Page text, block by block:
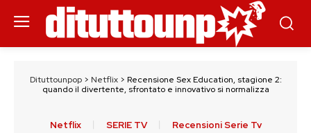
Dituttounpop> Netflix> Recensione Sex Education, stagione 2:
quando il divertente, sfrontato e innovativo si normalizza
Netflix SERIE TV Recensioni Serie Tv